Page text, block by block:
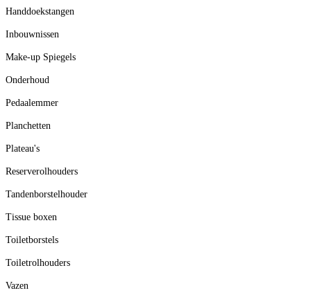
Handdoekstangen
Inbouwnissen
Make-up Spiegels
Onderhoud
Pedaalemmer
Planchetten
Plateau's
Reserverolhouders
Tandenborstelhouder
Tissue boxen
Toiletborstels
Toiletrolhouders
Vazen